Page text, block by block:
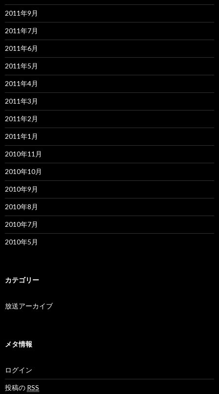
2011年9月
2011年7月
2011年6月
2011年5月
2011年4月
2011年3月
2011年2月
2011年1月
2010年11月
2010年10月
2010年9月
2010年8月
2010年7月
2010年5月
カテゴリー
放送アーカイブ
メタ情報
ログイン
投稿の RSS